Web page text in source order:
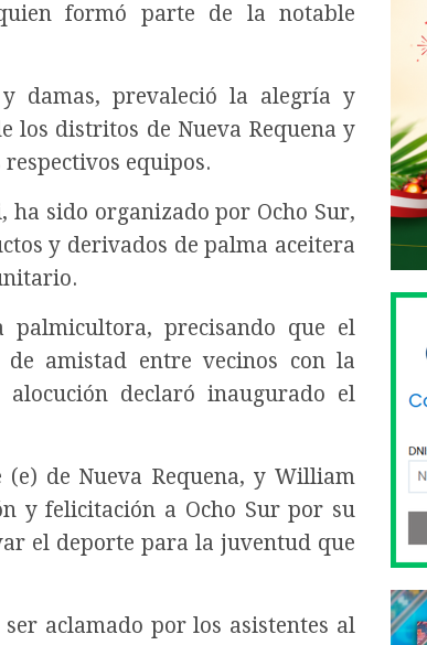
formó parte de la notable
damas, prevaleció la alegría y
los distritos de Nueva Requena y
equipos.
ha sido organizado por Ocho Sur,
y derivados de palma aceitera
precisando que el
amistad entre vecinos con la
declaró inaugurado el
de Nueva Requena, y William
y felicitación a Ocho Sur por su
el deporte para la juventud que
aclamado por los asistentes al